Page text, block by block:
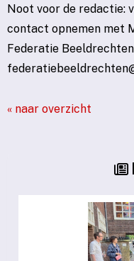
Noot voor de redactie:
contact opnemen met
Federatie
nethcerdleebeitaredef
« naar overzicht